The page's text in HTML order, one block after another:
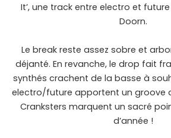
It’, une track entre electro et
Doorn.
Le break reste assez sobre et
déjanté. En revanche, le drop fait
synthés crachent de la basse à
electro/future apportent un groove
Cranksters marquent un sacré
d’année !